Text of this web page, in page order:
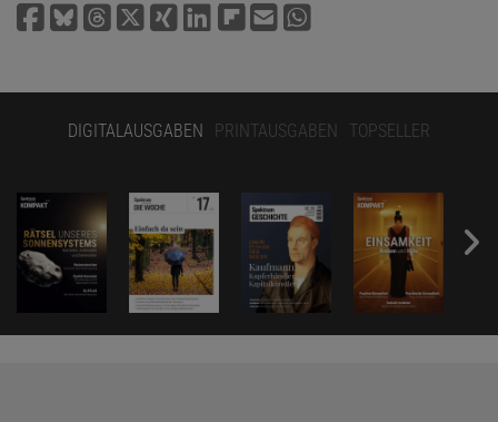
DIGITALAUSGABEN PRINTAUSGABEN TOPSELLER